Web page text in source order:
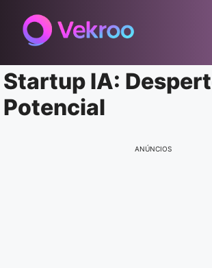
para
Startup IA:
Potencial
ANÚNCIOS